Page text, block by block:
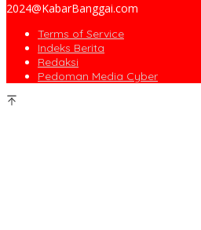
2024@KabarBanggai.com
Terms of Service
Indeks Berita
Redaksi
Pedoman Media Cyber